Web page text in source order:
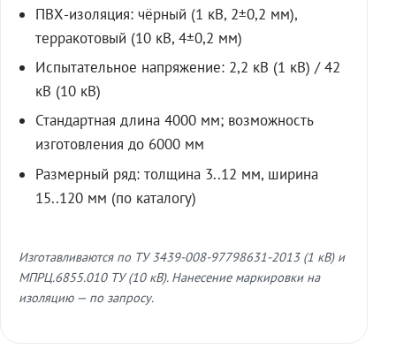
ПВХ-изоляция: чёрный (1 кВ, 2±0,2 мм),
терракотовый (10 кВ, 4±0,2 мм)
Испытательное напряжение: 2,2 кВ (1 кВ) / 42
кВ (10 кВ)
Стандартная длина 4000 мм; возможность
изготовления до 6000 мм
Размерный ряд: толщина 3..12 мм, ширина
15..120 мм (по каталогу)
Изготавливаются по ТУ 3439-008-97798631-2013 (1 кВ) и
МПРЦ.6855.010 ТУ (10 кВ). Нанесение маркировки на
изоляцию — по запросу.